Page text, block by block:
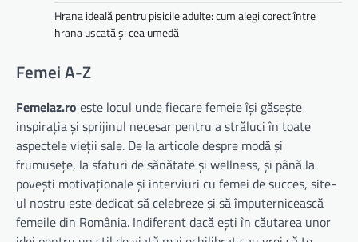
Hrana ideală pentru pisicile adulte: cum alegi corect între
hrana uscată și cea umedă
Femei A-Z
Femeiaz.ro este locul unde fiecare femeie își găsește
inspirația și sprijinul necesar pentru a străluci în toate
aspectele vieții sale. De la articole despre modă și
frumusețe, la sfaturi de sănătate și wellness, și până la
povești motivaționale și interviuri cu femei de succes, site-
ul nostru este dedicat să celebreze și să împuternicească
femeile din România. Indiferent dacă ești în căutarea unor